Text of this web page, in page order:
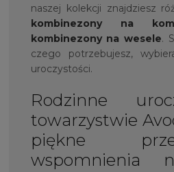
naszej kolekcji znajdziesz
kombinezony na
kombinezony na wesele.
czego potrzebujesz,
uroczystości.
Rodzinne
towarzystwie
piękne